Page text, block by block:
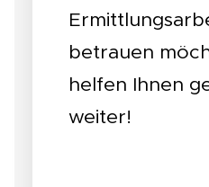
betrauen
helfen Ihnen
weiter!